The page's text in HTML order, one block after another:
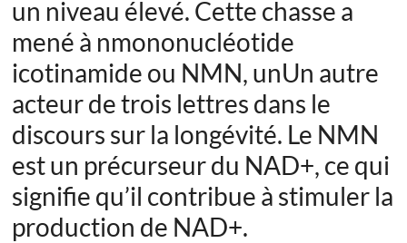
un niveau élevé. Cette chasse a
mené à nmononucléotide
icotinamide ou NMN, unUn autre
acteur de trois lettres dans le
discours sur la longévité. Le NMN
est un précurseur du NAD+, ce qui
signifie qu’il contribue à stimuler la
production de NAD+.